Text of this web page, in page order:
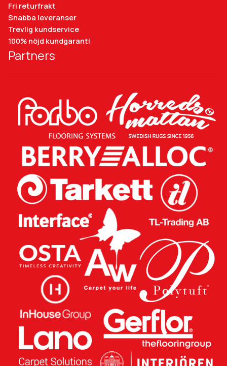
Fri returfrakt
Snabba leveranser
Trevlig kundservice
100% nöjd kundgaranti
Partners